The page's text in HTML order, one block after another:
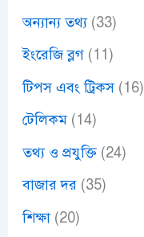
অন্যান্য তথ্য(33)
ইংরেজি ব্লগ(11)
টিপস এবং ট্রিকস(16)
টেলিকম(14)
তথ্য ও প্রযুক্তি(24)
বাজার দর(35)
শিক্ষা(20)